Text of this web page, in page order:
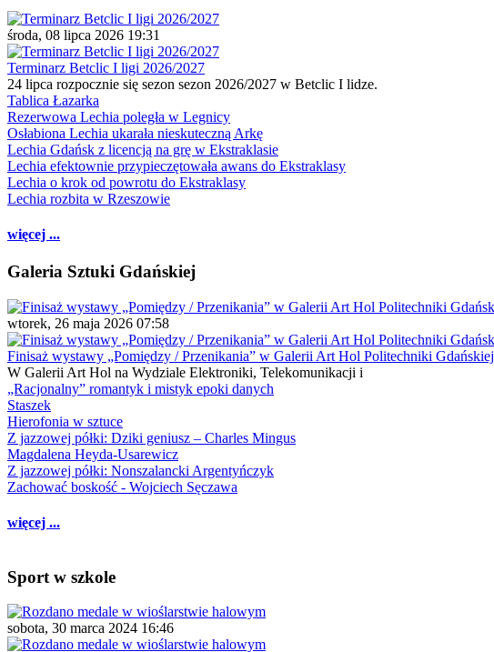
środa, 08 lipca 2026 19:31
Terminarz Betclic I ligi 2026/2027
24 lipca rozpocznie się sezon sezon 2026/2027 w Betclic I lidze.
Tablica Łazarka
Rezerwowa Lechia poległa w Legnicy
Osłabiona Lechia ukarała nieskuteczną Arkę
Lechia Gdańsk z licencją na grę w Ekstraklasie
Lechia efektownie przypieczętowała awans do Ekstraklasy
Lechia o krok od powrotu do Ekstraklasy
Lechia rozbita w Rzeszowie
więcej ...
Galeria Sztuki Gdańskiej
wtorek, 26 maja 2026 07:58
Finisaż wystawy „Pomiędzy / Przenikania” w Galerii Art Hol Politechniki Gdańskiej
W Galerii Art Hol na Wydziale Elektroniki, Telekomunikacji i
„Racjonalny” romantyk i mistyk epoki danych
Staszek
Hierofonia w sztuce
Z jazzowej półki: Dziki geniusz – Charles Mingus
Magdalena Heyda-Usarewicz
Z jazzowej półki: Nonszalancki Argentyńczyk
Zachować boskość - Wojciech Sęczawa
więcej ...
Sport w szkole
sobota, 30 marca 2024 16:46